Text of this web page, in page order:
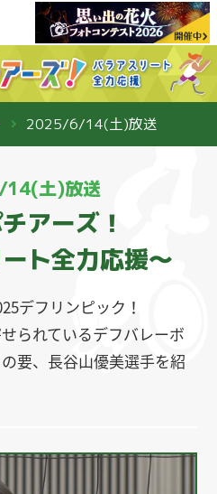
2025/6/14(土)放送
土)放送
アーズ！
ト全力応援〜
デフリンピック！
られているデフバレーボ
要、長谷山優美選手を紹